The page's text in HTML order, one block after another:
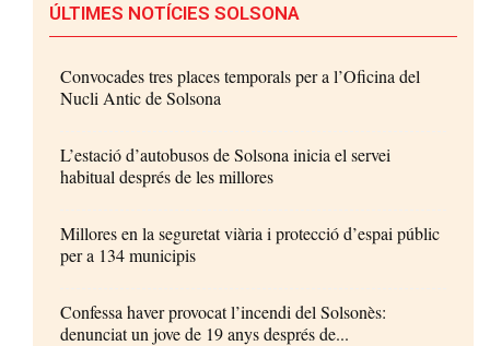
ÚLTIMES NOTÍCIES SOLSONA
Convocades tres places temporals per a l’Oficina del
Nucli Antic de Solsona
L’estació d’autobusos de Solsona inicia el servei
habitual després de les millores
Millores en la seguretat viària i protecció d’espai públic
per a 134 municipis
Confessa haver provocat l’incendi del Solsonès:
denunciat un jove de 19 anys després de...